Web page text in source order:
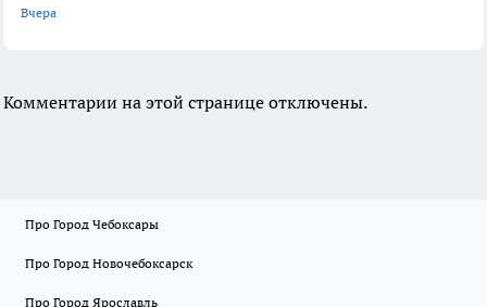
Вчера
Комментарии на этой странице отключены.
Про Город Чебоксары
Про Город Новочебоксарск
Про Город Ярославль